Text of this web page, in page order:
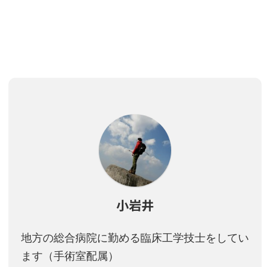
小岩井
地方の総合病院に勤める臨床工学技士をしてい
ます（手術室配属）